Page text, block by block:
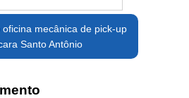
mecânica de pick-up
Santo Antônio